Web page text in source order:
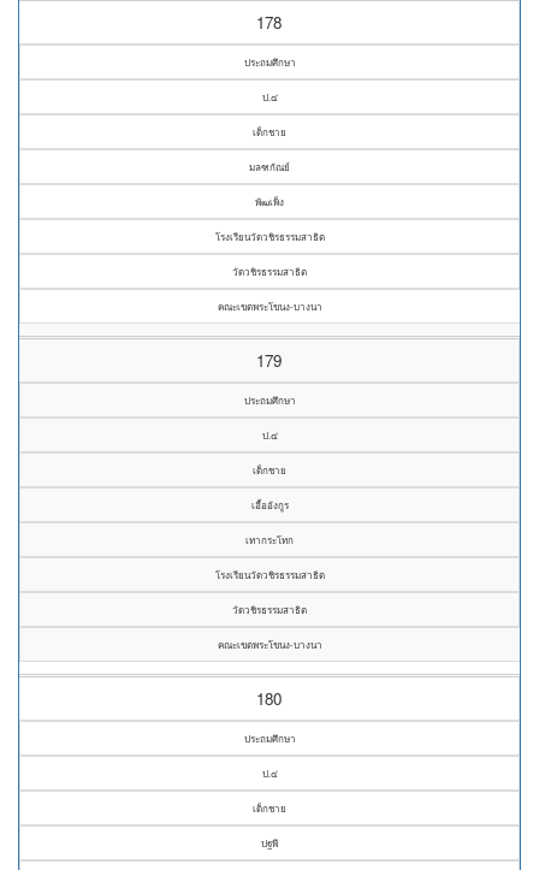
178
ประถมศึกษา
ป.๔
เด็กชาย
มลฑกัณย์
พัฒเพ็ง
โรงเรียนวัดวชิรธรรมสาธิต
วัดวชิรธรรมสาธิต
คณะเขตพระโขนง-บางนา
179
ประถมศึกษา
ป.๔
เด็กชาย
เอื้ออังกูร
เทากระโทก
โรงเรียนวัดวชิรธรรมสาธิต
วัดวชิรธรรมสาธิต
คณะเขตพระโขนง-บางนา
180
ประถมศึกษา
ป.๔
เด็กชาย
ปฐพี